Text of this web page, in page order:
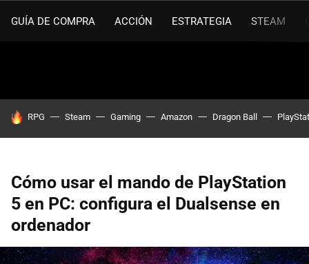
GUÍA DE COMPRA ACCIÓN ESTRATEGIA STEAM
HOY SE HABLA DE
RPG Steam Gaming Amazon Dragon Ball
Cómo usar el mando de PlayStation
5 en PC: configura el Dualsense en
ordenador